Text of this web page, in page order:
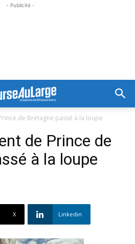
- Publicité -
de Bretagne passé à la loupe
de Prince de
à la loupe
X Linkedin